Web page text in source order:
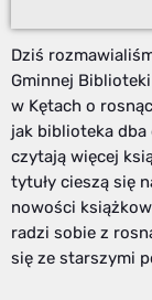
Dziś
Gminnej
w Kętach o
jak biblioteka
czytają więcej
tytuły cieszą się
nowości
radzi sobie z
się ze starszymi